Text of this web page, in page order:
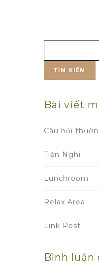
kiếm
cho:
Bài viết
Câu hỏi
Tiện Nghi
Lunchroom
Relax Area
Link Post
Bình luận